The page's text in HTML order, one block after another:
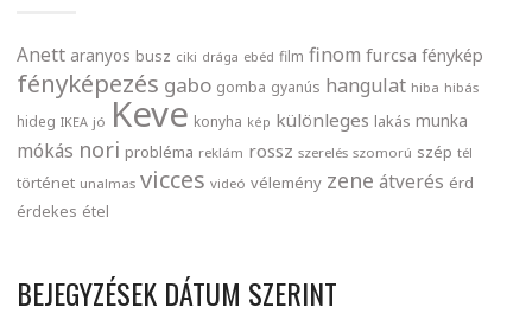
Anett aranyos busz ciki drága ebéd film finom furcsa fénykép
fényképezés gabo gomba gyanús hangulat hiba hibás
hideg IKEA jó Keve konyha kép különleges lakás munka
mókás nori probléma reklám rossz szerelés szomorú szép tél
történet unalmas vicces videó vélemény zene átverés érd
érdekes étel
BEJEGYZÉSEK DÁTUM SZERINT